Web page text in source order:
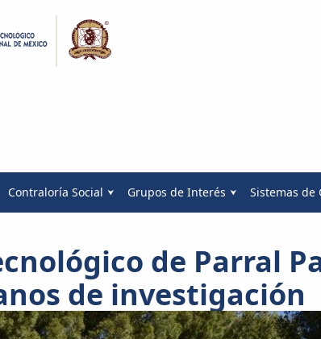
Contraloría Social Grupos de Interés Sistemas de
de Parral
de investigación